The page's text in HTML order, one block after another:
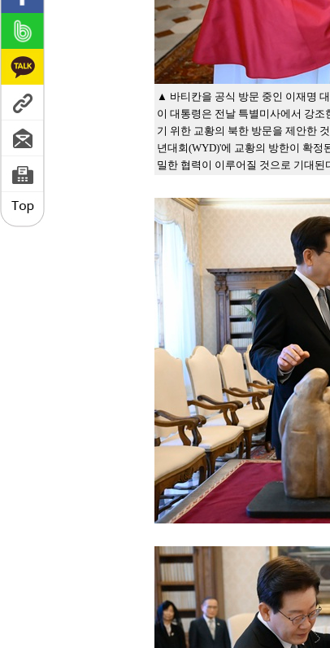
▲ 바티칸을 공식 방문 중인 이재명
이 대통령은 전날 특별미사에서 강조
기 위한 교황의 북한 방문을 제안한
년대회(WYD)'에 교황의 방한이 확정
밀한 협력이 이루어질 것으로 기대된